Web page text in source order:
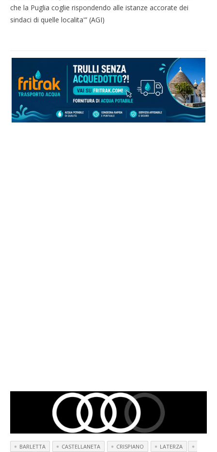
che la Puglia coglie rispondendo alle istanze accorate dei
sindaci di quelle localita'” (AGI)
BARLETTA CASTELLANETA CRISPIANO
LATERZA